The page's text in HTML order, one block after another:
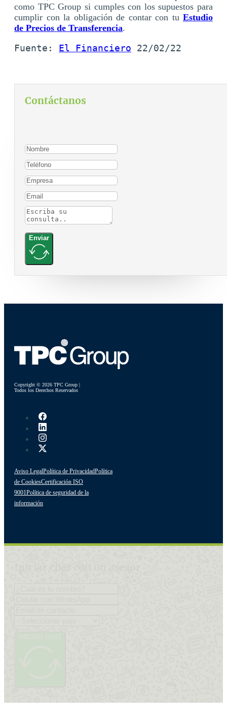
como TPC Group si cumples con los supuestos para
cumplir con la obligación de contar con tu Estudio
de Precios de Transferencia.
Fuente: El Financiero 22/02/22
Contáctanos
Enviar
Copyright © 2026 TPC Group |
Todos los Derechos Reservados
Aviso LegalPolítica de PrivacidadPolítica
de CookiesCertificación ISO
9001Política de seguridad de la
información